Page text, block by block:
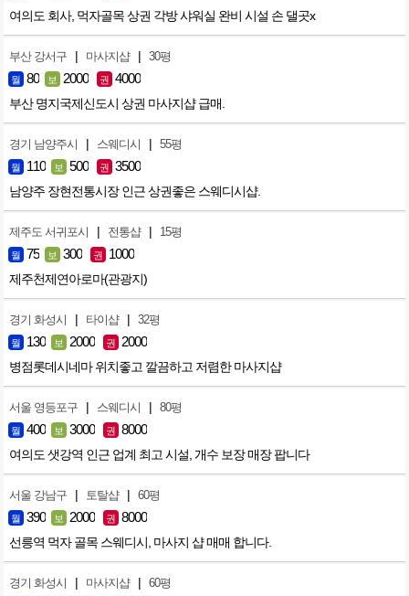
여의도 회사, 먹자골목 상권 각방 샤워실 완비 시설 손 댈곳x
부산 강서구 | 마사지샵 | 30평
월 80 보 2000 권 4000
부산 명지국제신도시 상권 마사지샵 급매.
경기 남양주시 | 스웨디시 | 55평
월 110 보 500 권 3500
남양주 장현전통시장 인근 상권좋은 스웨디시샵.
제주도 서귀포시 | 전통샵 | 15평
월 75 보 300 권 1000
제주천제연아로마(관광지)
경기 화성시 | 타이샵 | 32평
월 130 보 2000 권 2000
병점롯데시네마 위치좋고 깔끔하고 저렴한 마사지샵
서울 영등포구 | 스웨디시 | 80평
월 400 보 3000 권 8000
여의도 샛강역 인근 업계 최고 시설, 개수 보장 매장 팝니다
서울 강남구 | 토탈샵 | 60평
월 390 보 2000 권 8000
선릉역 먹자 골목 스웨디시, 마사지 샵 매매 합니다.
경기 화성시 | 마사지샵 | 60평